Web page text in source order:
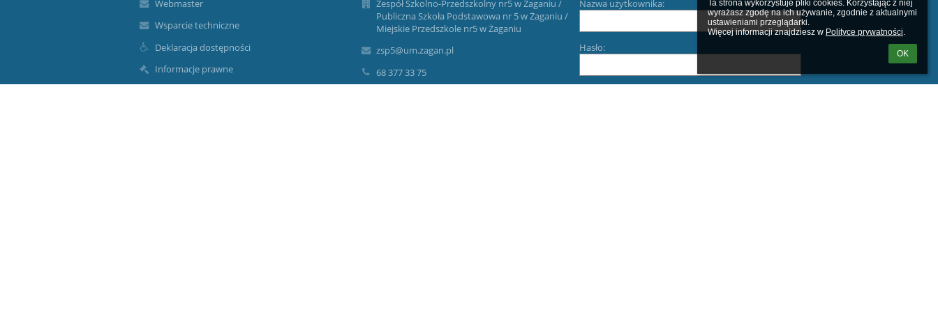
Ta strona wykorzystuje pliki cookies. Korzystając z niej
wyrażasz zgodę na ich używanie, zgodnie z aktualnymi
ustawieniami przeglądarki.
Więcej informacji znajdziesz w Polityce prywatności.
OK
Webmaster
Wsparcie techniczne
Deklaracja dostępności
Informacje prawne
Zespół Szkolno-Przedszkolny nr5 w Żaganiu /
Publiczna Szkoła Podstawowa nr 5 w Żaganiu /
Miejskie Przedszkole nr5 w Żaganiu
zsp5@um.zagan.pl
68 377 33 75
Nazwa użytkownika:
Hasło: